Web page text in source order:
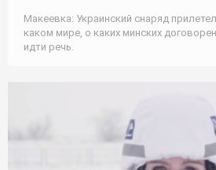
Макеевка: Украинский снаряд
каком мире, о каких минских
идти речь.